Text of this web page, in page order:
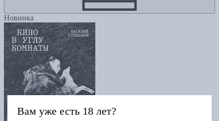
Новинка
Вам уже есть 18 лет?